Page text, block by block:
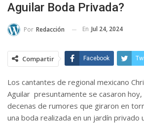
Aguilar Boda Privada?
Por Redacción En Jul 24, 2024
Compartir Facebook
Los cantantes de regional mexicano
Aguilar presuntamente se casaron
decenas de rumores que giraron en
una boda realizada en un jardín privado